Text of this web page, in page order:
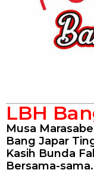
LBH
Musa
Bang Japar
Kasih Bunda
Bersama-sama.